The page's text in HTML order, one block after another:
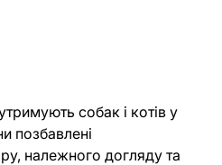
собак і котів у
позбавлені
належного догляду та